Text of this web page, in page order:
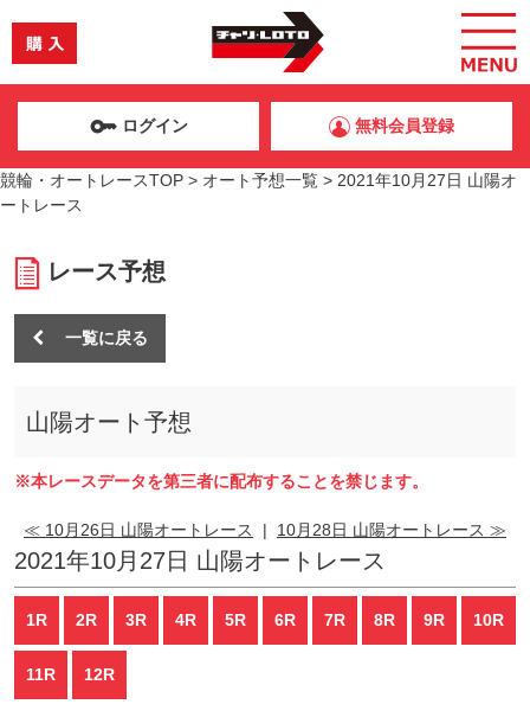
ログイン 無料会員登録
競輪・オートレースTOP > オート予想一覧 > 2021年10月27日 山陽オ
ートレース
レース予想
一覧に戻る
山陽オート予想
※本レースデータを第三者に配布することを禁じます。
≪ 10月26日 山陽オートレース | 10月28日 山陽オートレース ≫
2021年10月27日 山陽オートレース
1R 2R 3R 4R 5R 6R 7R 8R 9R 10R
11R 12R